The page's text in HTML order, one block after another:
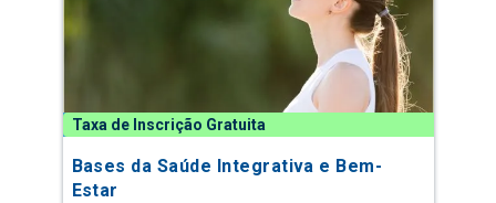
Taxa de Inscrição Gratuita
Bases da Saúde Integrativa e Bem-
Estar